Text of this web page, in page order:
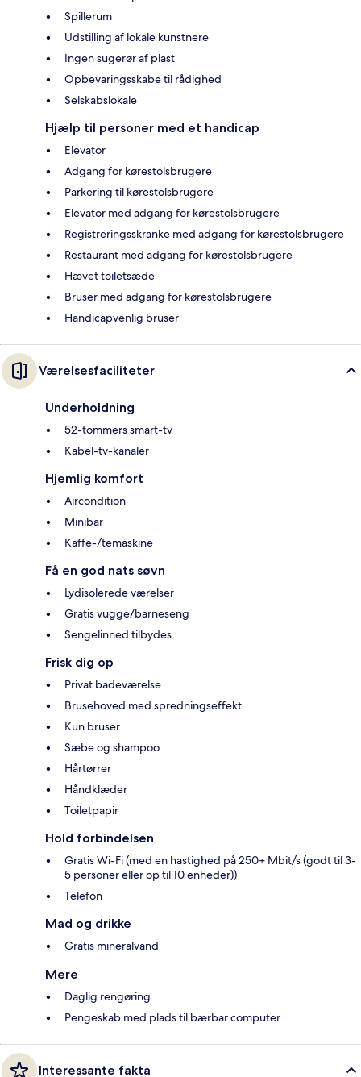
Spillerum
Udstilling af lokale kunstnere
Ingen sugerør af plast
Opbevaringsskabe til rådighed
Selskabslokale
Hjælp til personer med et handicap
Elevator
Adgang for kørestolsbrugere
Parkering til kørestolsbrugere
Elevator med adgang for kørestolsbrugere
Registreringsskranke med adgang for kørestolsbrugere
Restaurant med adgang for kørestolsbrugere
Hævet toiletsæde
Bruser med adgang for kørestolsbrugere
Handicapvenlig bruser
Værelsesfaciliteter
Underholdning
52-tommers smart-tv
Kabel-tv-kanaler
Hjemlig komfort
Aircondition
Minibar
Kaffe-/temaskine
Få en god nats søvn
Lydisolerede værelser
Gratis vugge/barneseng
Sengelinned tilbydes
Frisk dig op
Privat badeværelse
Brusehoved med spredningseffekt
Kun bruser
Sæbe og shampoo
Hårtørrer
Håndklæder
Toiletpapir
Hold forbindelsen
Gratis Wi-Fi (med en hastighed på 250+ Mbit/s (godt til 3-
5 personer eller op til 10 enheder))
Telefon
Mad og drikke
Gratis mineralvand
Mere
Daglig rengøring
Pengeskab med plads til bærbar computer
Interessante fakta